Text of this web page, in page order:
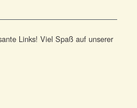
Links! Viel Spaß auf unserer